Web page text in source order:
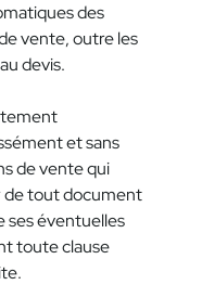
des
vente, outre les
devis.
et sans
de vente qui
de tout document
éventuelles
toute clause